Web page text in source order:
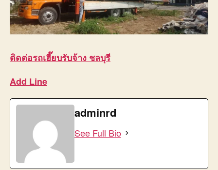
ติดต่อรถเฮี๊ยบรับจ้าง ชลบุรี
Add Line
adminrd
See Full Bio